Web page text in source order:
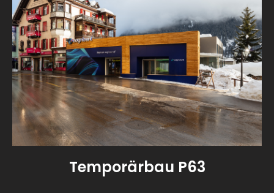
Temporärbau P63